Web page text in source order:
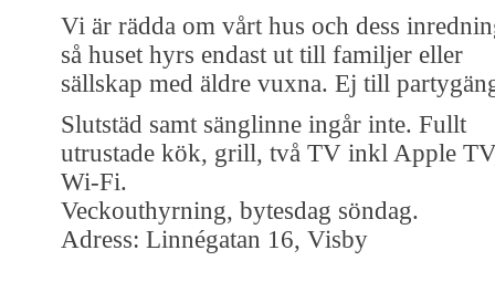
Vi är rädda om vårt hus och dess
så huset hyrs endast ut till familjer eller
sällskap med äldre vuxna. Ej till
Slutstäd samt sänglinne ingår inte. Fullt
utrustade kök, grill, två TV inkl Apple
Wi-Fi.
Veckouthyrning, bytesdag söndag.
Adress: Linnégatan 16, Visby